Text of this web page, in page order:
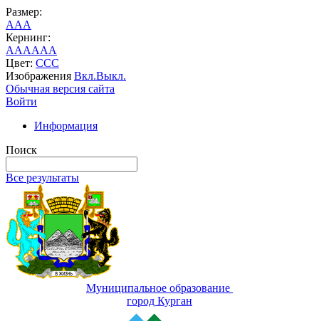
Размер:
AAA
Кернинг:
AAAAAA
Цвет: CCC
Изображения Вкл.Выкл.
Обычная версия сайта
Войти
Информация
Поиск
Все результаты
Муниципальное образование
город Курган